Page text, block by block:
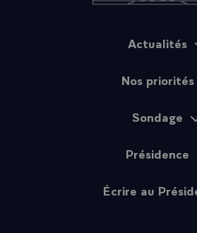
Actualités
Nos priorités
Sondage
Présidence
Écrire au